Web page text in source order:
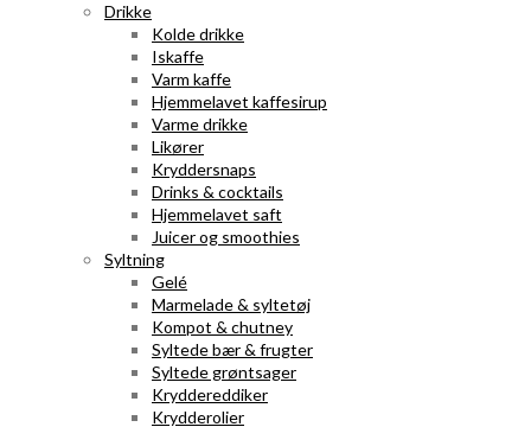
Drikke
Kolde drikke
Iskaffe
Varm kaffe
Hjemmelavet kaffesirup
Varme drikke
Likører
Kryddersnaps
Drinks & cocktails
Hjemmelavet saft
Juicer og smoothies
Syltning
Gelé
Marmelade & syltetøj
Kompot & chutney
Syltede bær & frugter
Syltede grøntsager
Kryddereddiker
Krydderolier